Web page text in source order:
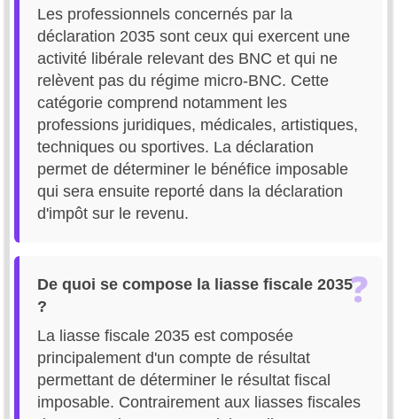
Les professionnels concernés par la
déclaration 2035 sont ceux qui exercent une
activité libérale relevant des BNC et qui ne
relèvent pas du régime micro-BNC. Cette
catégorie comprend notamment les
professions juridiques, médicales, artistiques,
techniques ou sportives. La déclaration
permet de déterminer le bénéfice imposable
qui sera ensuite reporté dans la déclaration
d'impôt sur le revenu.
De quoi se compose la liasse fiscale 2035
?
La liasse fiscale 2035 est composée
principalement d'un compte de résultat
permettant de déterminer le résultat fiscal
imposable. Contrairement aux liasses fiscales